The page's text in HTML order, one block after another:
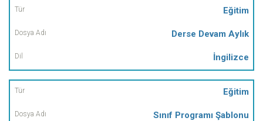
Eğitim
Derse Devam Aylık
İngilizce
Eğitim
Sınıf Programı Şablonu